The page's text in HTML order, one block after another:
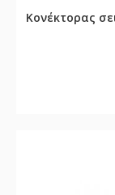
Κονέκτορας